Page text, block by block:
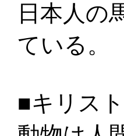
日本人の
ている。
■キリス